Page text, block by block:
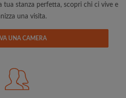
Termini e le Condizioni e
Riservatezza
PROFILO
tuo account
tua stanza perfetta, scopri chi ci vive e
una visita.
UNA CAMERA